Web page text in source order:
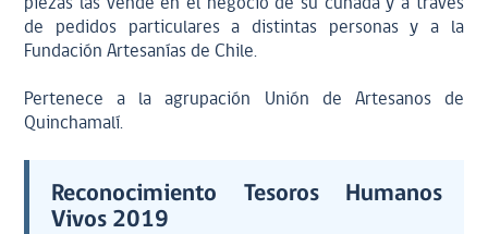
piezas las vende en el negocio de su cuñada y a través
de pedidos particulares a distintas personas y a la
Fundación Artesanías de Chile.
Pertenece a la agrupación Unión de Artesanos de
Quinchamalí.
Reconocimiento Tesoros Humanos
Vivos 2019